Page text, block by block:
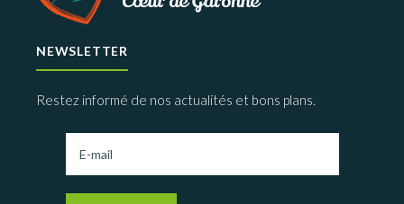
NEWSLETTER
Restez informé de nos actualités et bons plans.